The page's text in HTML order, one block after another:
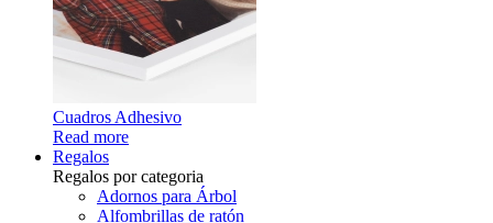
Cuadros Adhesivo
Read more
Regalos
Regalos por categoria
Adornos para Árbol
Alfombrillas de ratón